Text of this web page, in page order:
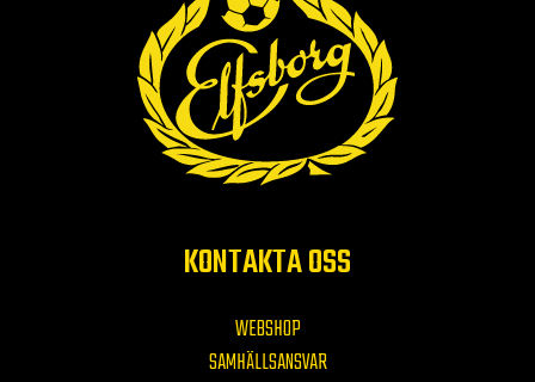
KONTAKTA OSS
WEBSHOP
SAMHÄLLSANSVAR